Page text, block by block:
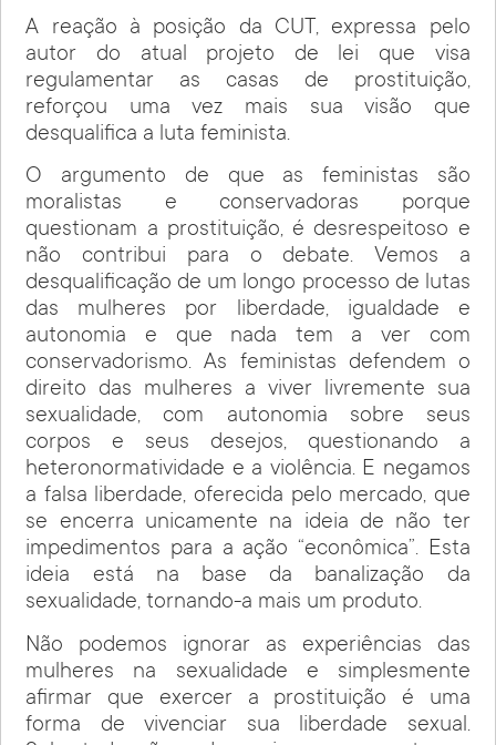
A reação à posição da CUT, expressa pelo
autor do atual projeto de lei que visa
regulamentar as casas de prostituição,
reforçou uma vez mais sua visão que
desqualifica a luta feminista.
O argumento de que as feministas são
moralistas e conservadoras porque
questionam a prostituição, é desrespeitoso e
não contribui para o debate. Vemos a
desqualificação de um longo processo de lutas
das mulheres por liberdade, igualdade e
autonomia e que nada tem a ver com
conservadorismo. As feministas defendem o
direito das mulheres a viver livremente sua
sexualidade, com autonomia sobre seus
corpos e seus desejos, questionando a
heteronormatividade e a violência. E negamos
a falsa liberdade, oferecida pelo mercado, que
se encerra unicamente na ideia de não ter
impedimentos para a ação “econômica”. Esta
ideia está na base da banalização da
sexualidade, tornando-a mais um produto.
Não podemos ignorar as experiências das
mulheres na sexualidade e simplesmente
afirmar que exercer a prostituição é uma
forma de vivenciar sua liberdade sexual.